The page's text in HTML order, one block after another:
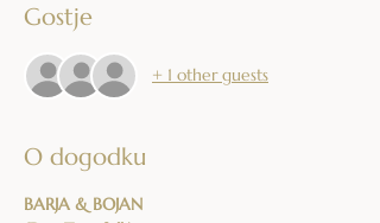
Gostje
+ 1 other guests
O dogodku
BARJA & BOJAN